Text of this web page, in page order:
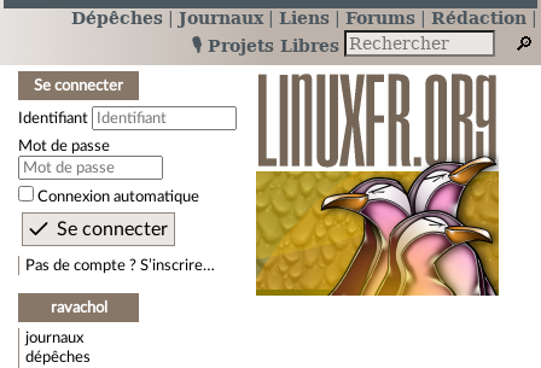
Dépêches Journaux Liens Forums
Rédaction
🎙️ Projets Libres
Se connecter
Identifiant
Mot de passe
Connexion automatique
Pas de compte ? S’inscrire…
ravachol
journaux
dépêches